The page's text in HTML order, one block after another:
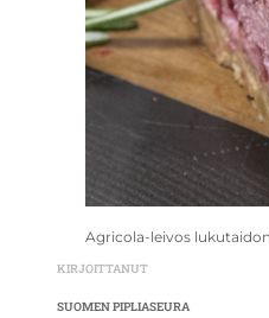
Agricola-leivos
KIRJOITTANUT
SUOMEN PIPLIASEURA